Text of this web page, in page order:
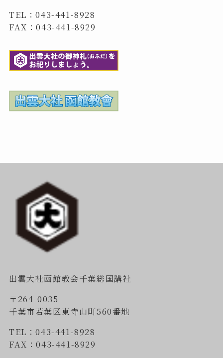
TEL：043-441-8928
FAX：043-441-8929
出雲大社函館教会千葉総国講社
〒264-0035
千葉市若葉区東寺山町560番地
TEL：043-441-8928
FAX：043-441-8929